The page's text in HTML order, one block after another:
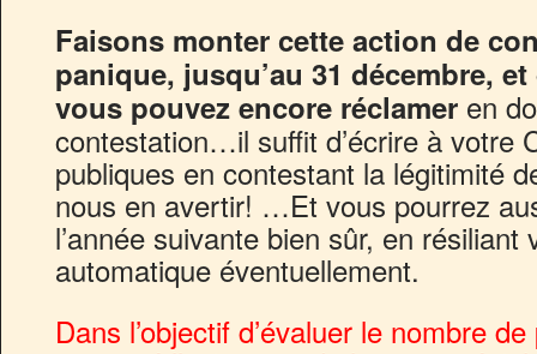
Faisons monter cette action de
panique, jusqu’au 31 décembre,
vous pouvez encore réclamer en
contestation…il suffit d’écrire à votre
publiques en contestant la légitimité
nous en avertir! …Et vous pourrez
l’année suivante bien sûr, en
automatique éventuellement.
Dans l’objectif d’évaluer le nombre